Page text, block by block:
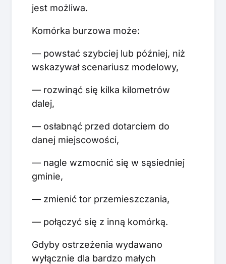
jest możliwa.
Komórka burzowa może:
— powstać szybciej lub później, niż
wskazywał scenariusz modelowy,
— rozwinąć się kilka kilometrów
dalej,
— osłabnąć przed dotarciem do
danej miejscowości,
— nagle wzmocnić się w sąsiedniej
gminie,
— zmienić tor przemieszczania,
— połączyć się z inną komórką.
Gdyby ostrzeżenia wydawano
wyłącznie dla bardzo małych